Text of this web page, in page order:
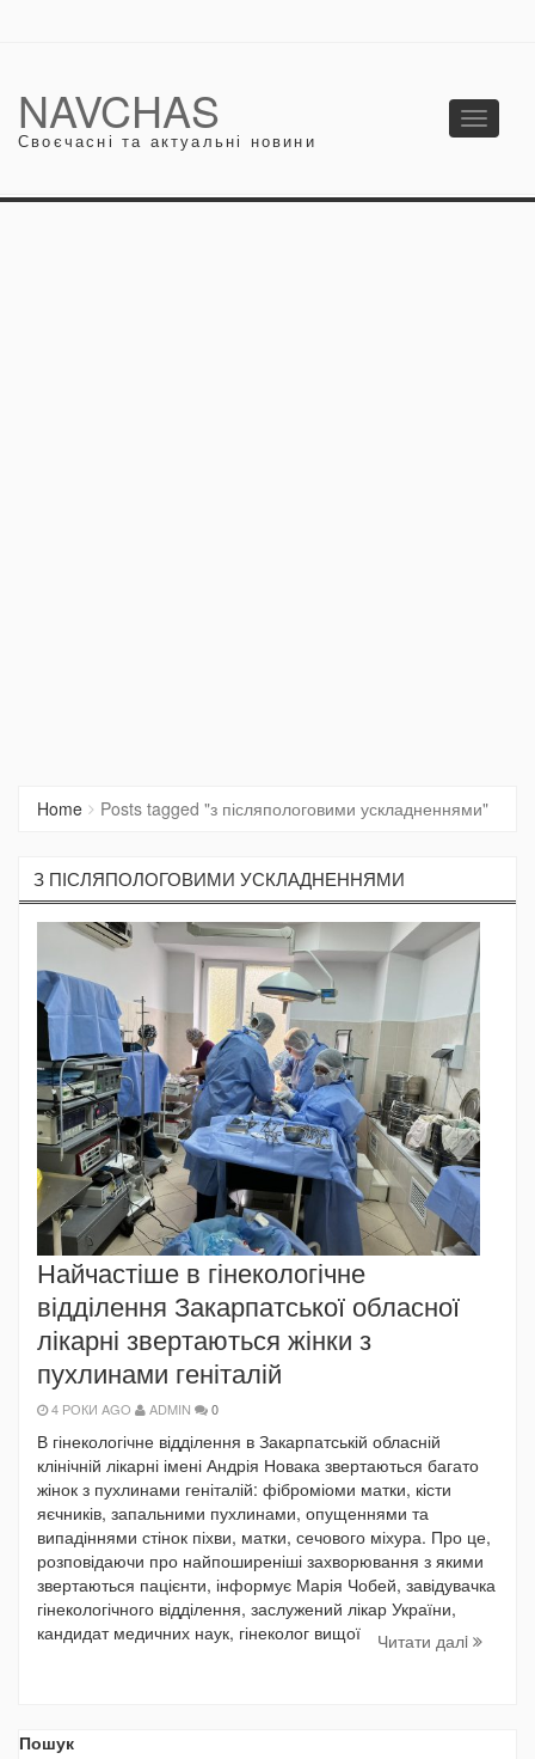
NAVCHAS
Своєчасні та актуальні новини
Toggle
Home Posts tagged "з післяпологовими ускладненнями"
З ПІСЛЯПОЛОГОВИМИ УСКЛАДНЕННЯМИ
Найчастіше в гінекологічне
відділення Закарпатської обласної
лікарні звертаються жінки з
пухлинами геніталій
4 РОКИ AGO ADMIN 0
В гінекологічне відділення в Закарпатській обласній
клінічній лікарні імені Андрія Новака звертаються багато
жінок з пухлинами геніталій: фіброміоми матки, кісти
яєчників, запальними пухлинами, опущеннями та
випадіннями стінок піхви, матки, сечового міхура. Про це,
розповідаючи про найпоширеніші захворювання з якими
звертаються пацієнти, інформує Марія Чобей, завідувачка
гінекологічного відділення, заслужений лікар України,
кандидат медичних наук, гінеколог вищої
Читати далi
Пошук